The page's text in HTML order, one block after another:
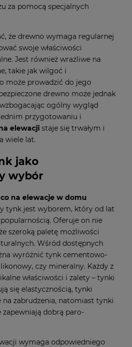
za pomocą specjalnych
że drewno wymaga regularnej
swoje właściwości
Jest również wrażliwe na
takie jak wilgoć i
może prowadzić do jego
drewno może jednak
ogólny wygląd
przygotowaniu i
elewacji staje się trwałym i
wiele lat.
jako
wybór
co na elewacje w domu
tynk jest wyborem, który od lat
popularnością. Oferuje on nie
szeroką paletę możliwości
Wśród dostępnych
wyróżnić tynk cementowo-
czy mineralny. Każdy z
właściwości i zalety – tynki
się elastycznością, tynki
zabrudzenia, natomiast tynki
dobrą paro-
wymaga odpowiedniego